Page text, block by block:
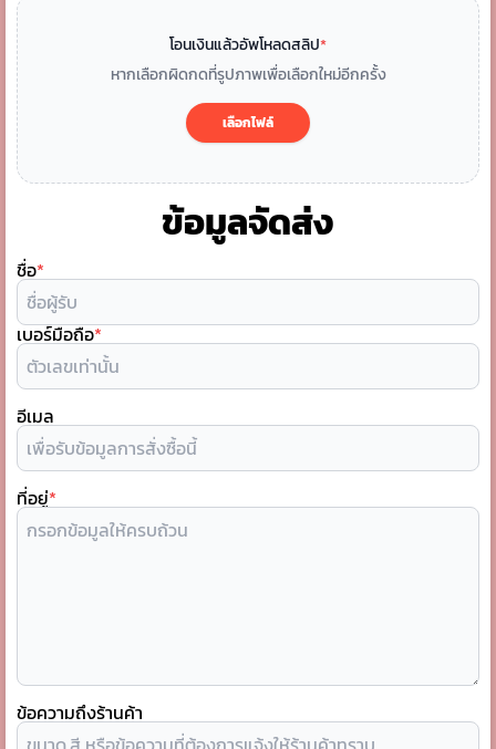
โอนเงินแล้วอัพโหลดสลิป*
หากเลือกผิดกดที่รูปภาพเพื่อเลือกใหม่อีกครั้ง
เลือกไฟล์
ข้อมูลจัดส่ง
ชื่อ*
เบอร์มือถือ*
อีเมล
ที่อยู่*
ข้อความถึงร้านค้า